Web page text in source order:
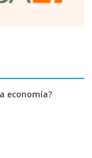
economía?